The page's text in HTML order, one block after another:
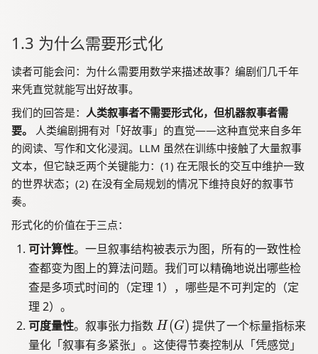
1.3 为什么需要形式化
读者可能会问：为什么需要用数学来描述故事？编剧们几千年
来凭直觉就能写出好故事。
我们的回答是： 人类叙事者不需要形式化，但机器叙事者需
要。
人类编剧拥有对「好故事」的直觉——这种直觉来自多年
的阅读、写作和文化浸润。LLM 虽然在训练中接触了大量叙事
文本，但它缺乏两个关键能力：(1) 在无限长的交互中维护一致
的世界状态；(2) 在没有全局规划的情况下维持良好的叙事节
奏。
形式化的价值在于三点：
可计算性。一旦叙事结构被表示为图，所有的一致性检
查都变为图上的算法问题。我们可以精确地说出哪些检
查是多项式时间的（定理 1），哪些是不可判定的（定
理 2）。
可度量性。叙事张力指数 H
(
H (G) 提供了一个标量指标来
量化「叙事有多紧张」。这使得节奏控制从「凭感觉」